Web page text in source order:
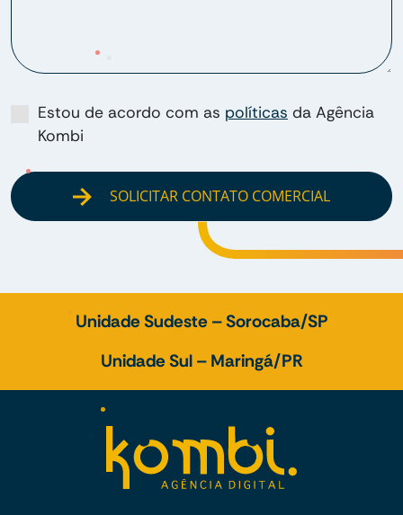
Estou de acordo com as políticas da Agência
Kombi
SOLICITAR CONTATO COMERCIAL
Unidade Sudeste – Sorocaba/SP
Unidade Sul – Maringá/PR